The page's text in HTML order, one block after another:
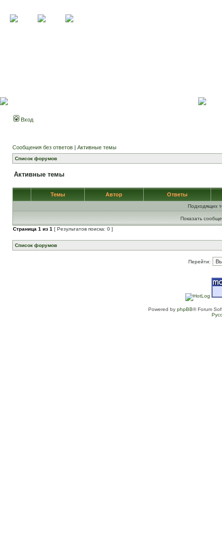
Вход
Сообщения без ответов | Активные темы
Список форумов
Активные темы
Темы Автор Ответы
Подходящих
Показать
Страница 1 из 1 [ Результатов поиска: 0 ]
Список форумов
Перейти:
Powered by phpBB® Forum